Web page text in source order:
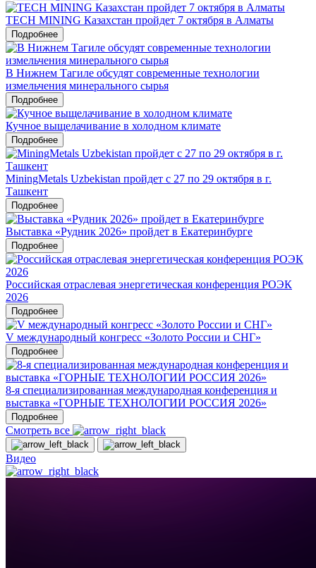
TECH MINING Казахстан пройдет 7 октября в Алматы
Подробнее
В Нижнем Тагиле обсудят современные технологии
измельчения минерального сырья
Подробнее
Кучное выщелачивание в холодном климате
Подробнее
MiningMetals Uzbekistan пройдет с 27 по 29 октября в г.
Ташкент
Подробнее
Выставка «Рудник 2026» пройдет в Екатеринбурге
Подробнее
Российская отраслевая энергетическая конференция РОЭК
2026
Подробнее
V международный конгресс «Золото России и СНГ»
Подробнее
8-я специализированная международная конференция и
выставка «ГОРНЫЕ ТЕХНОЛОГИИ РОССИЯ 2026»
Подробнее
Смотреть все
Видео